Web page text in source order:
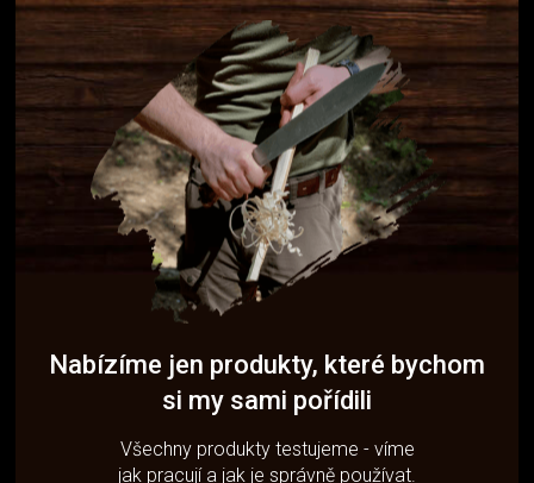
Nabízíme jen produkty, které bychom
si my sami pořídili
Všechny produkty testujeme - víme
jak pracují a jak je správně používat.